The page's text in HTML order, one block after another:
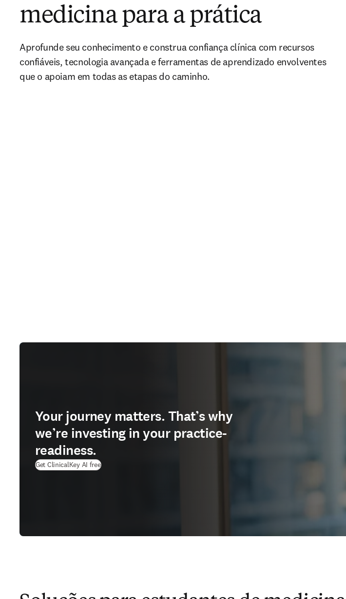
medicina para a prática
Aprofunde seu conhecimento e construa confiança clínica com recursos
confiáveis, tecnologia avançada e ferramentas de aprendizado envolventes
que o apoiam em todas as etapas do caminho.
Your journey matters. That’s why
we’re investing in your practice-
readiness.
Get ClinicalKey AI free